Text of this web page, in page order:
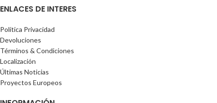
ENLACES DE INTERES
Política Privacidad
Devoluciones
Términos & Condiciones
Localización
Últimas Noticias
Proyectos Europeos